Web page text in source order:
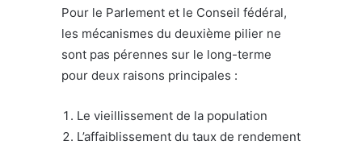
Pour le Parlement et le Conseil fédéral,
les mécanismes du deuxième pilier ne
sont pas pérennes sur le long-terme
pour deux raisons principales :
Le vieillissement de la population
L’affaiblissement du taux de rendement